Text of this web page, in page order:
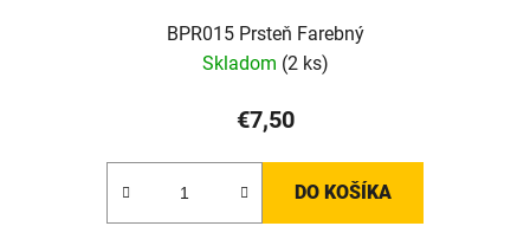
BPR015 Prsteň Farebný
Skladom (2 ks)
€7,50
DO KOŠÍKA